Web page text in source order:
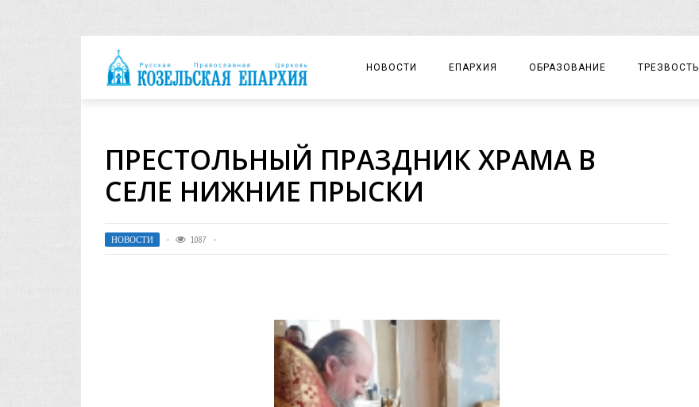
НОВОСТИ ЕПАРХИЯ
ЕПАРХИАЛЬНОЕ УПРАВЛЕНИЕ
ЕПАРХИАЛЬНЫЕ ОТДЕЛЫ
ДУХОВЕНСТВО
ХРАМЫ И МОНАСТЫРИ
КОНТАКТЫ/РЕКВИЗИТЫ
ОБРАЗОВАНИЕ
ЦЕНТР «ВОЗРОЖДЕНИЕ»
ТРЕЗВОСТЬ
ПРЕСТОЛЬНЫЙ ПРАЗДНИК ХРАМА В
СЕЛЕ НИЖНИЕ ПРЫСКИ
НОВОСТИ 1087